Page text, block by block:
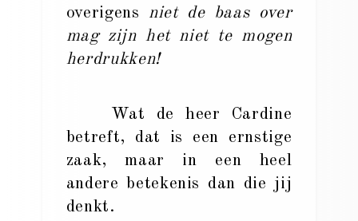
overigens niet de baas over
mag zijn het niet te mogen
herdrukken!
Wat de heer Cardine
betreft, dat is een ernstige
zaak, maar in een heel
andere betekenis dan die jij
denkt.